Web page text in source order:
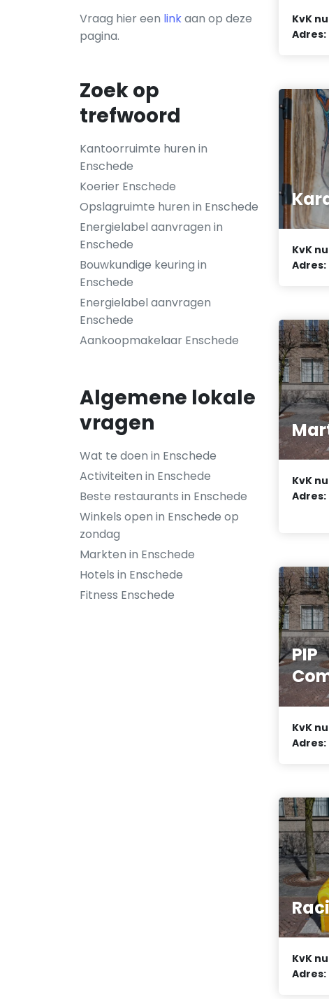
Vraag hier een linkaan op deze
pagina.
Zoek op
trefwoord
Kantoorruimte huren in
Enschede
Koerier Enschede
Opslagruimte huren in Enschede
Energielabel aanvragen in
Enschede
Bouwkundige keuring in
Enschede
Energielabel aanvragen
Enschede
Aankoopmakelaar Enschede
Algemene lokale
vragen
Wat te doen in Enschede
Activiteiten in Enschede
Beste restaurants in Enschede
Winkels open in Enschede op
zondag
Markten in Enschede
Hotels in Enschede
Fitness Enschede
KvK
Adres:
KvK
Adres:
KvK
Adres:
PIP
KvK
Adres:
KvK
Adres: